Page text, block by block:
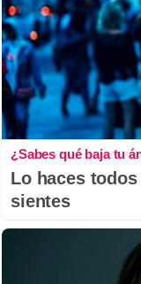
¿Sabes qué baja tu
Lo haces
sientes